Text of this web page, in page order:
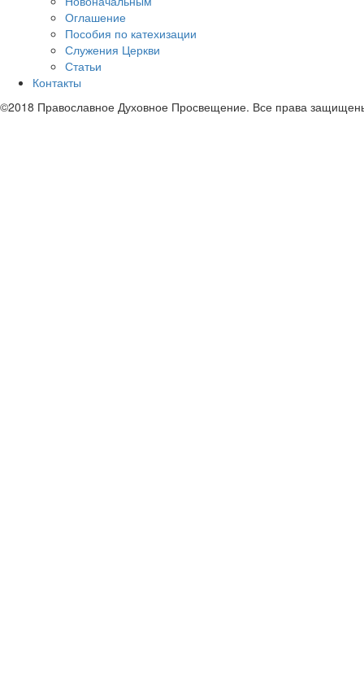
Оглашение
Пособия по катехизации
Служения Церкви
Статьи
Контакты
©2018 Православное Духовное Просвещение. Все права